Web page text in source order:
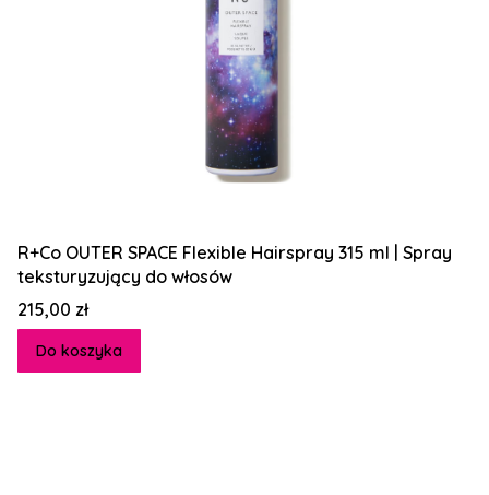
R+Co OUTER SPACE Flexible Hairspray 315 ml | Spray
teksturyzujący do włosów
Cena
215,00 zł
Do koszyka